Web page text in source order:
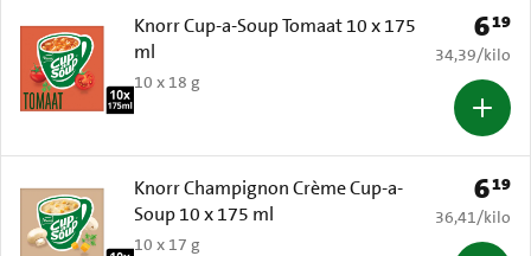
Knorr Cup-a-Soup Tomaat 10 x 175
ml
10 x 18 g
Prijs:
619
€ 34,39 per
34,39/kilo
Knorr Champignon Crème Cup-a-
Soup 10 x 175 ml
10 x 17 g
Prijs:
619
€ 36,41 per
36,41/kilo